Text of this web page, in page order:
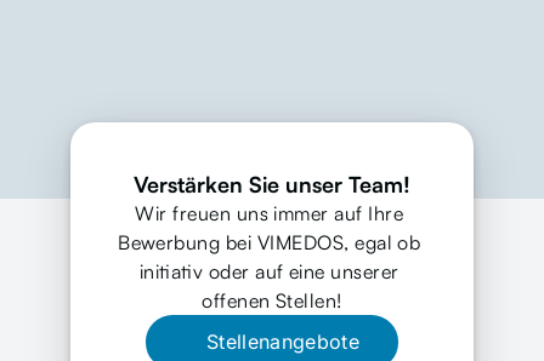
Verstärken Sie unser Team!
Wir freuen uns immer auf Ihre
Bewerbung bei VIMEDOS, egal ob
initiativ oder auf eine unserer
offenen Stellen!
Stellenangebote